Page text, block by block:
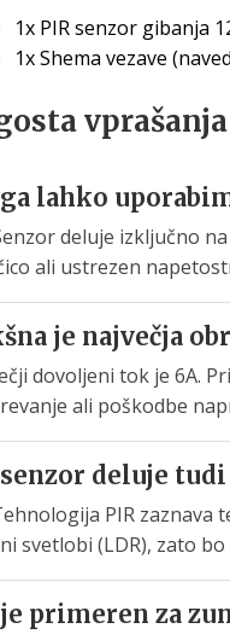
1x PIR senzor gibanja
1x Shema vezave
vprašanja
lahko uporabim
deluje izključno
ali ustrezen
je največja
dovoljeni tok je 6A.
ali poškodbe
deluje
PIR
svetlobi (LDR), zato
primeren za